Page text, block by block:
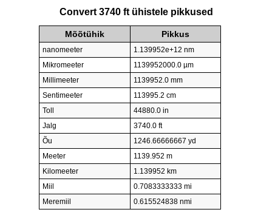
Convert 3740 ft ühistele pikkused
Mõõtühik Pikkus
nanomeeter
1.139952e+12 nm
Mikromeeter
1139952000.0 µm
Millimeeter
1139952.0 mm
Sentimeeter
113995.2 cm
Toll
44880.0 in
Jalg
3740.0 ft
Õu
1246.66666667 yd
Meeter
1139.952 m
Kilomeeter
1.139952 km
Miil
0.7083333333 mi
Meremiil
0.615524838 nmi